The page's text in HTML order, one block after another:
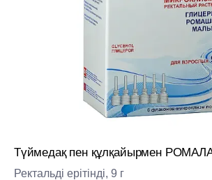
Түймедақ пен құлқайырмен
Ректальді ерітінді, 9 г